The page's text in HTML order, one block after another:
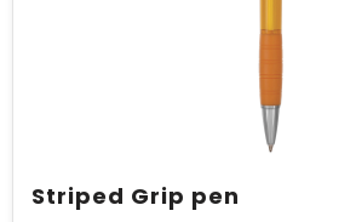
Striped Grip pen